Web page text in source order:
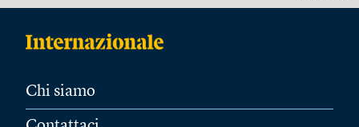
Chi siamo